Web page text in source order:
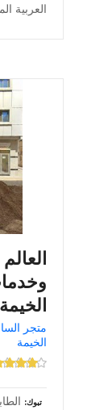
العربية
الخيمة –
متجر
الخيمة
تبوك